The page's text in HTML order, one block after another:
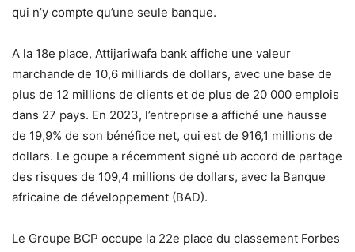
qui n’y compte qu’une seule banque.
A la 18e place, Attijariwafa bank affiche une valeur
marchande de 10,6 milliards de dollars, avec une base de
plus de 12 millions de clients et de plus de 20 000 emplois
dans 27 pays. En 2023, l’entreprise a affiché une hausse
de 19,9% de son bénéfice net, qui est de 916,1 millions de
dollars. Le goupe a récemment signé ub accord de partage
des risques de 109,4 millions de dollars, avec la Banque
africaine de développement (BAD).
Le Groupe BCP occupe la 22e place du classement Forbes